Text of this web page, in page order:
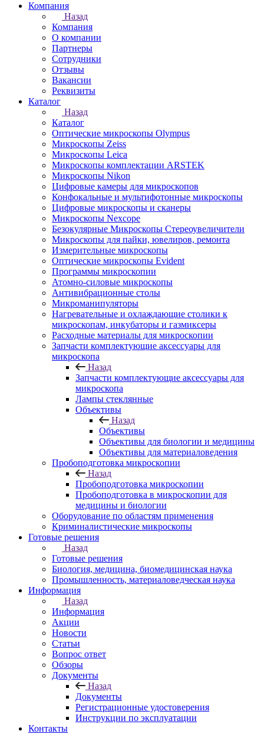
Компания
Назад
Компания
О компании
Партнеры
Сотрудники
Отзывы
Вакансии
Реквизиты
Каталог
Назад
Каталог
Оптические микроскопы Olympus
Микроскопы Zeiss
Микроскопы Leica
Микроскопы комплектации ARSTEK
Микроскопы Nikon
Цифровые камеры для микроскопов
Конфокальные и мультифотонные микроскопы
Цифровые микроскопы и сканеры
Микроскопы Nexcope
Безокулярные Микроскопы Стереоувеличители
Микроскопы для пайки, ювелиров, ремонта
Измерительные микроскопы
Оптические микроскопы Evident
Программы микроскопии
Атомно-силовые микроскопы
Антивибрационные столы
Микроманипуляторы
Нагревательные и охлаждающие столики к
микроскопам, инкубаторы и газмиксеры
Расходные материалы для микроскопии
Запчасти комплектующие аксессуары для
микроскопа
Назад
Запчасти комплектующие аксессуары для
микроскопа
Лампы стеклянные
Объективы
Назад
Объективы
Объективы для биологии и медицины
Объективы для материаловедения
Пробоподготовка микроскопии
Назад
Пробоподготовка микроскопии
Пробоподготовка в микроскопии для
медицины и биологии
Оборудование по областям применения
Криминалистические микроскопы
Готовые решения
Назад
Готовые решения
Биология, медицина, биомедицинская наука
Промышленность, материаловедческая наука
Информация
Назад
Информация
Акции
Новости
Статьи
Вопрос ответ
Обзоры
Документы
Назад
Документы
Регистрационные удостоверения
Инструкции по эксплуатации
Контакты